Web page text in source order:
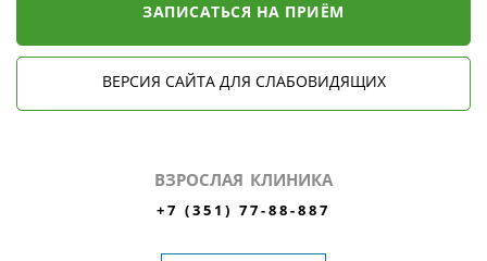
ЗАПИСАТЬСЯ НА ПРИЁМ
ВЕРСИЯ САЙТА ДЛЯ СЛАБОВИДЯЩИХ
ВЗРОСЛАЯ КЛИНИКА
+7 (351) 77-88-887